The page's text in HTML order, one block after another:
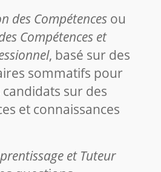
des Compétences ou
Compétences et
, basé sur des
sommatifs pour
sur des
et connaissances
et Tuteur